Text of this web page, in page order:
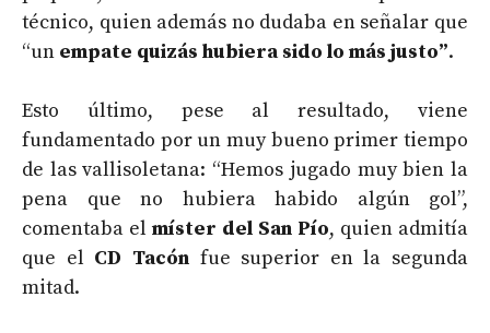
técnico, quien además no dudaba en señalar que
“un empate quizás hubiera sido lo más justo”.
Esto último, pese al resultado, viene
fundamentado por un muy bueno primer tiempo
de las vallisoletana: “Hemos jugado muy bien la
pena que no hubiera habido algún gol”,
comentaba el míster del San Pío, quien admitía
que el CD Tacónfue superior en la segunda
mitad.